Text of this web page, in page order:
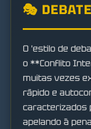
🎭
O 'estilo de
o **Conflito
muitas vezes
rápido e
caracterizados
apelando à